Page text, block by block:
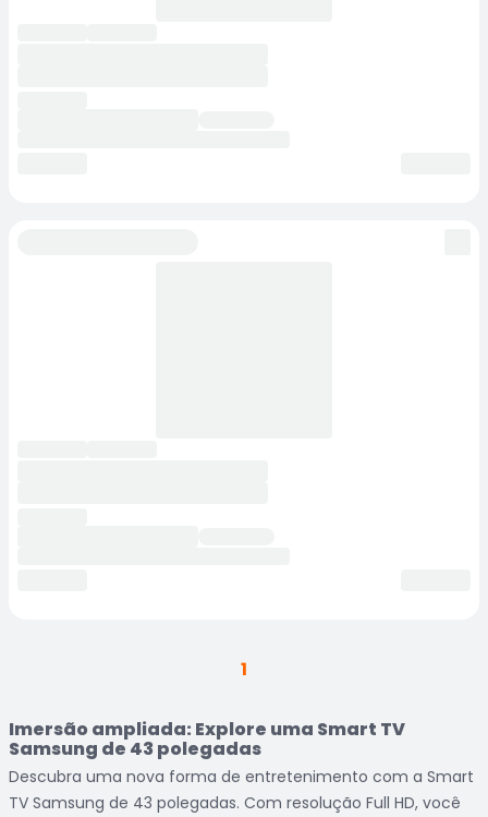
1
Imersão ampliada: Explore uma Smart TV
Samsung de 43 polegadas
Descubra uma nova forma de entretenimento com a Smart
TV Samsung de 43 polegadas. Com resolução Full HD, você